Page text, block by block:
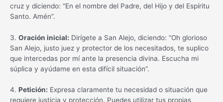
cruz y diciendo: “En el nombre del Padre, del Hijo y del Espíritu
Santo. Amén”.
3. Oración inicial: Dirígete a San Alejo, diciendo: “Oh glorioso
San Alejo, justo juez y protector de los necesitados, te suplico
que intercedas por mí ante la presencia divina. Escucha mi
súplica y ayúdame en esta difícil situación”.
4. Petición: Expresa claramente tu necesidad o situación que
requiere justicia y protección. Puedes utilizar tus propias